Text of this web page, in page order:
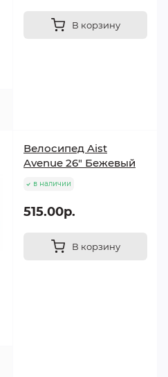
В корзину
Велосипед Aist
Avenue 26" Бежевый
в наличии
515.00р.
В корзину